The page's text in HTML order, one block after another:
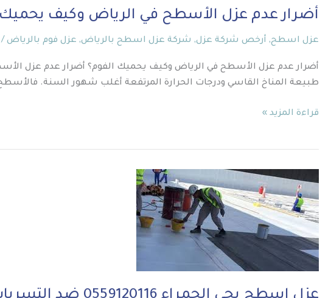
أضرار عدم عزل الأسطح في الرياض وكيف يحميك
عزل اسطح, أرخص شركة عزل, شركة عزل اسطح بالرياض, عزل فوم بالرياض /
أضرار عدم عزل الأسطح في الرياض وكيف يحميك الفوم؟ أضرار عدم عزل
طبيعة المناخ القاسي ودرجات الحرارة المرتفعة أغلب شهور السنة. فالأسطح
قراءة المزيد »
اسطح
بحي
الحمراء
0559120116
ضد
التسربات
والحرارة